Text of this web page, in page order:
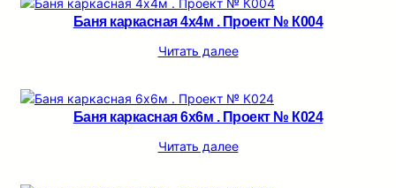
Баня каркасная 4х4м . Проект № К004
Читать далее
Баня каркасная 6х6м . Проект № К024
Читать далее